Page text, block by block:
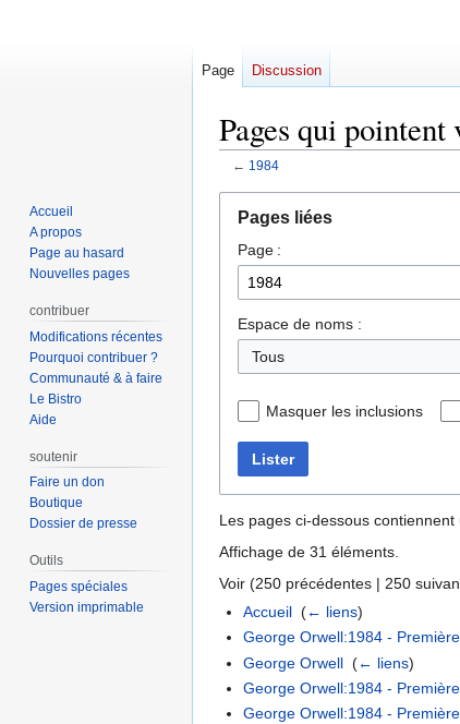
Pages qui pointent
← 1984
navigation
recherche
Pages liées
Page :
Espace de noms :
Tous
Masquer les inclusions
Lister
Les pages ci-dessous contiennent
Affichage de 31 éléments.
Voir (250 précédentes | 250
Accueil ‎(← liens)
George Orwell:1984 -
George Orwell ‎(← liens)
George Orwell:1984 -
George Orwell:1984 -
Page Discussion
Accueil
A propos
Page au hasard
Nouvelles pages
contribuer
Modifications récentes
Pourquoi contribuer ?
Communauté & à faire
Le Bistro
Aide
soutenir
Faire un don
Boutique
Dossier de presse
Outils
Pages spéciales
Version imprimable